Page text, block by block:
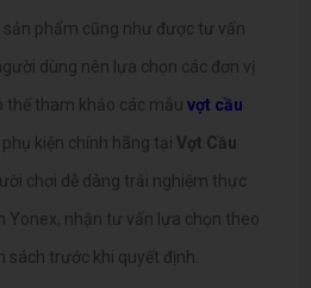
phẩm cũng như được tư vấn
dùng nên lựa chọn các đơn vị
thể tham khảo các mẫu vợt cầu
kiện chính hãng tại Vợt Cầu
chơi dễ dàng trải nghiệm thực
Yonex, nhận tư vấn lựa chọn theo
sách trước khi quyết định.